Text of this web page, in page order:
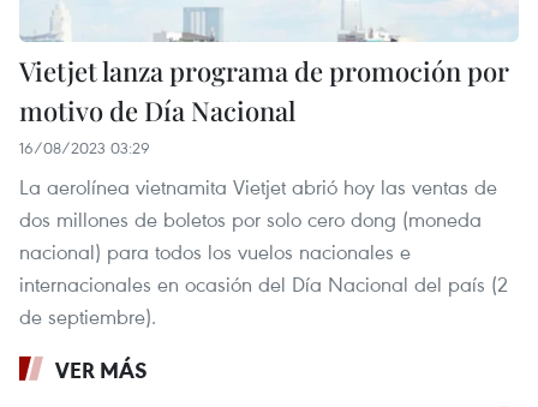
Vietjet lanza programa de promoción por
motivo de Día Nacional
16/08/2023 03:29
La aerolínea vietnamita Vietjet abrió hoy las ventas de
dos millones de boletos por solo cero dong (moneda
nacional) para todos los vuelos nacionales e
internacionales en ocasión del Día Nacional del país (2
de septiembre).
VER MÁS